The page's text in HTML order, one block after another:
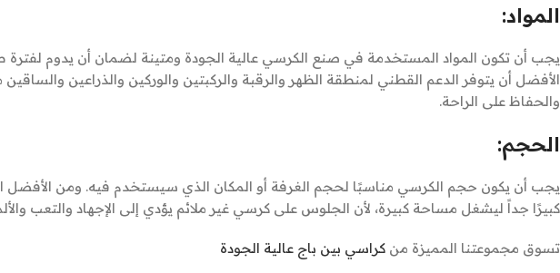
المواد:
يجب أن تكون المواد المستخدمة في صنع الكرسي عالية الجودة ومتينة لضمان أن يدوم لفترة
الأفضل أن يتوفر الدعم القطني لمنطقة الظهر والرقبة والركبتين والوركين والذراعين
والحفاظ على الراحة.
الحجم:
يجب أن يكون حجم الكرسي مناسبًا لحجم الغرفة أو المكان الذي سيستخدم فيه. ومن الأفضل
كبيرًا جداً ليشغل مساحة كبيرة، لأن الجلوس على كرسي غير ملائم يؤدي إلى الإجهاد والتعب
تسوق مجموعتنا المميزة من كراسي بين باج عالية الجودة